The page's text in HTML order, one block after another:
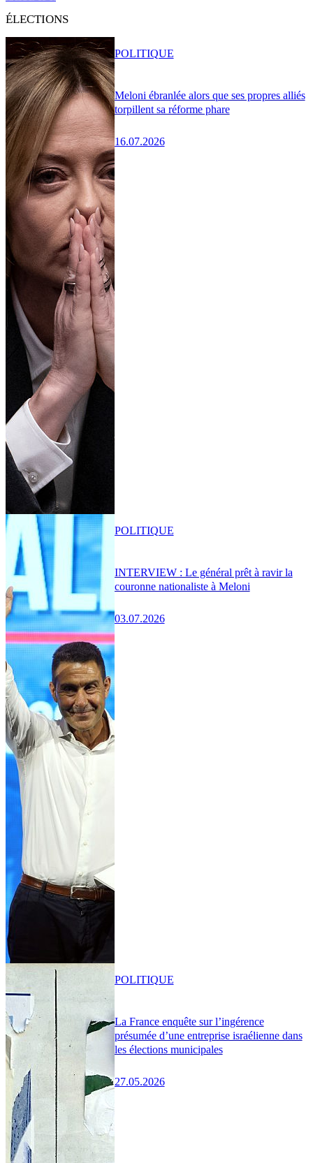
ÉLECTIONS
Meloni ébranlée alors que ses propres alliés
torpillent sa réforme phare
16.07.2026
POLITIQUE
INTERVIEW : Le général prêt à ravir la
couronne nationaliste à Meloni
03.07.2026
POLITIQUE
La France enquête sur l’ingérence
présumée d’une entreprise israélienne dans
les élections municipales
27.05.2026
POLITIQUE